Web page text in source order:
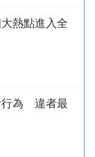
熱點進入全
行為 違者最